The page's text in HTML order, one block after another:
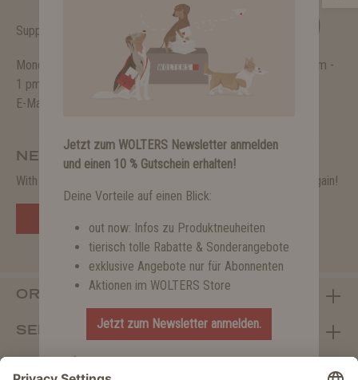
Support and counselling via: 04231 - 72077-80
Monday - Thursday from 9 am - 4 pm and on Friday from 9 am -
1 pm.
E-Mail:
NEWSLETTER
With the WOLTERS newsletter you will never miss an offer again!
Subscribe to the newsletter now.
ORDERS
SERVICES
Jetzt zum WOLTERS Newsletter anmelden
und einen 10 % Gutschein erhalten!
Deine Vorteile auf einen Blick:
out now: Infos zu Produktneuheiten
tierisch tolle Rabatte & Sonderangebote
exklusive Angebote nur für Abonnenten
Aktionen im WOLTERS Store
Jetzt zum Newsletter anmelden.